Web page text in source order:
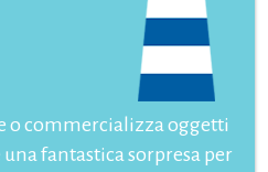
o commercializza oggetti
fantastica sorpresa per